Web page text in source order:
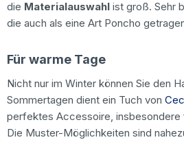
die Materialauswahl ist groß. Sehr
die auch als eine Art Poncho
Für warme Tage
Nicht nur im Winter können Sie den
Sommertagen dient ein Tuch von
perfektes Accessoire, insbesondere
Die Muster-Möglichkeiten sind